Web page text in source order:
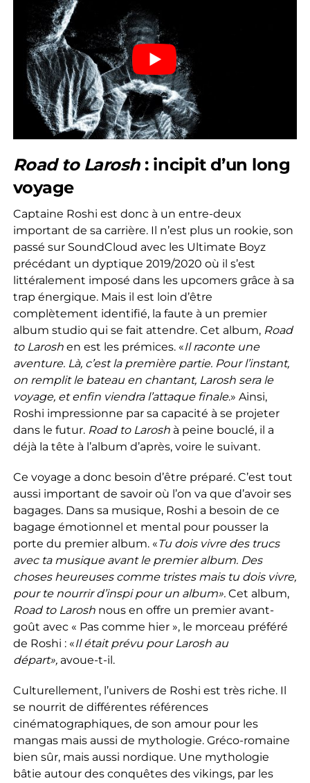
Road to Larosh: incipit d’un long
voyage
Captaine Roshi est donc à un entre-deux
important de sa carrière. Il n’est plus un rookie, son
passé sur SoundCloud avec les Ultimate Boyz
précédant un dyptique 2019/2020 où il s’est
littéralement imposé dans les upcomers grâce à sa
trap énergique. Mais il est loin d’être
complètement identifié, la faute à un premier
album studio qui se fait attendre. Cet album, Road
to Laroshen est les prémices. «Il raconte une
aventure. Là, c’est la première partie. Pour l’instant,
on remplit le bateau en chantant, Larosh sera le
voyage, et enfin viendra l’attaque finale.» Ainsi,
Roshi impressionne par sa capacité à se projeter
dans le futur. Road to Laroshà peine bouclé, il a
déjà la tête à l’album d’après, voire le suivant.
Ce voyage a donc besoin d’être préparé. C’est tout
aussi important de savoir où l’on va que d’avoir ses
bagages. Dans sa musique, Roshi a besoin de ce
bagage émotionnel et mental pour pousser la
porte du premier album. «Tu dois vivre des trucs
avec ta musique avant le premier album. Des
choses heureuses comme tristes mais tu dois vivre,
pour te nourrir d’inspi pour un album».Cet album,
Road to Laroshnous en offre un premier avant-
goût avec « Pas comme hier », le morceau préféré
de Roshi : «Il était prévu pour Larosh au
départ», avoue-t-il.
Culturellement, l’univers de Roshi est très riche. Il
se nourrit de différentes références
cinématographiques, de son amour pour les
mangas mais aussi de mythologie. Gréco-romaine
bien sûr, mais aussi nordique. Une mythologie
bâtie autour des conquêtes des vikings, par les